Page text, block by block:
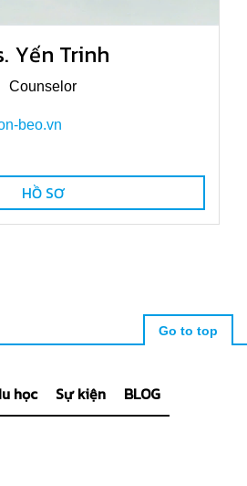
Yến Trinh
Counselor
beo.vn
HỒ SƠ
Go to top
học Sự kiện
BLOG